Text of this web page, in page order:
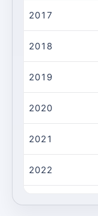
2017
2018
2019
2020
2021
2022